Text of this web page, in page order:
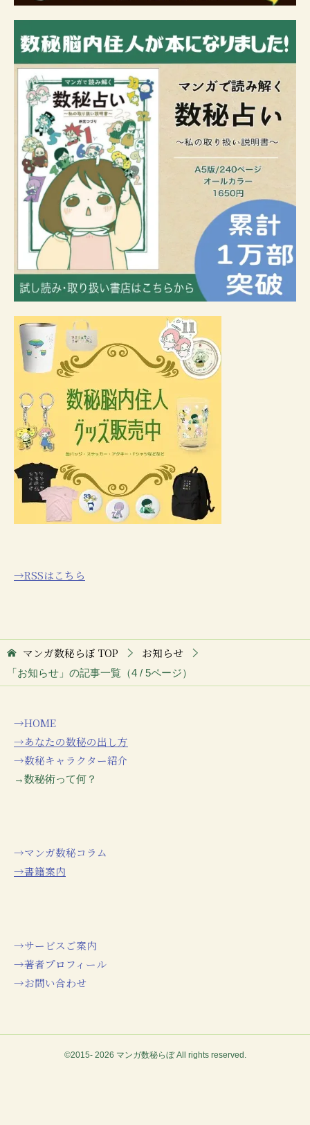
→RSSはこちら
マンガ数秘らぼ TOP お知らせ
「お知らせ」の記事一覧（4 / 5ページ）
→HOME
→あなたの数秘の出し方
→数秘キャラクター紹介
→数秘術って何？
→マンガ数秘コラム
→書籍案内
→サービスご案内
→著者プロフィール
→お問い合わせ
©2015- 2026 マンガ数秘らぼ All rights reserved.